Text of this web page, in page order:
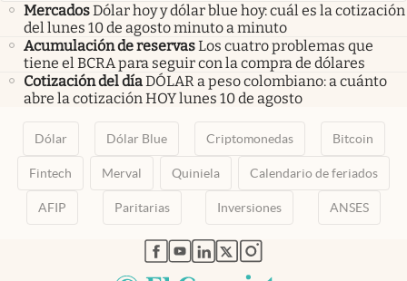
MercadosDólar hoy y dólar blue hoy: cuál es la cotización
del lunes 10 de agosto minuto a minuto
Acumulación de reservasLos cuatro problemas que
tiene el BCRA para seguir con la compra de dólares
Cotización del díaDÓLAR a peso colombiano: a cuánto
abre la cotización HOY lunes 10 de agosto
Dólar Dólar Blue Criptomonedas Bitcoin
Fintech Merval Quiniela Calendario de feriados
AFIP Paritarias Inversiones ANSES
abre en nueva pestaña
abre en nueva pestaña
abre en nueva pestaña
abre en nueva pestaña
abre en nueva pestaña